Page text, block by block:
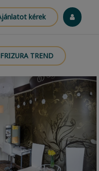
kérek
FRIZURA TREND